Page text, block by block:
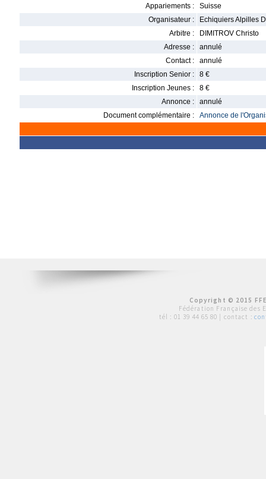
Appariements :
Suisse
Organisateur :
Echiquiers Alpilles
Arbitre :
DIMITROV Christo
Adresse :
annulé
Contact :
annulé
Inscription Senior :
8 €
Inscription Jeunes :
8 €
Annonce :
annulé
Document complémentaire :
Annonce de
Copyright © 2015
Fédération Française des
tél : 01 39 44 65 80 | contact :